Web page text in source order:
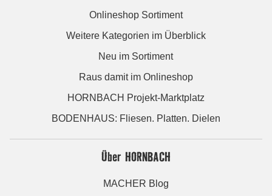
Onlineshop Sortiment
Weitere Kategorien im Überblick
Neu im Sortiment
Raus damit im Onlineshop
HORNBACH Projekt-Marktplatz
BODENHAUS: Fliesen. Platten. Dielen
Über HORNBACH
MACHER Blog